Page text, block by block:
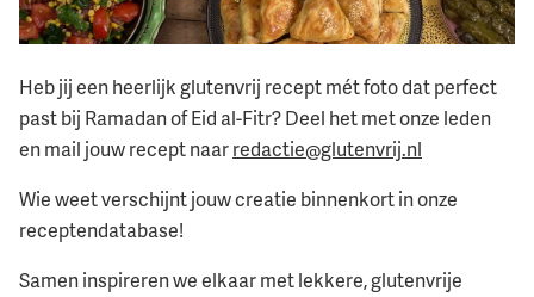
Heb jij een heerlijk glutenvrij recept mét foto dat perfect
past bij Ramadan of Eid al-Fitr? Deel het met onze leden
en mail jouw recept naarredactie@glutenvrij.nl
Wie weet verschijnt jouw creatie binnenkort in onze
receptendatabase!
Samen inspireren we elkaar met lekkere, glutenvrije